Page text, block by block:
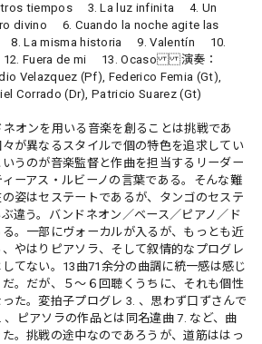
tiempos 3. La luz infinita 4. Un
divino 6. Cuando la noche agite las
La misma historia 9. Valentín 10.
Fuera de mi 13. Ocaso 演奏：
Velazquez (Pf), Federico Femia (Gt),
Corrado (Dr), Patricio Suarez (Gt)
オンを用いる音楽を創ることは挑戦であ
が異なるスタイルで個の特色を追求してい
うのが音楽監督と作曲を担当するリーダー
ーアス・ルビーノの言葉である。そんな難
姿はセステートであるが、タンゴのセステ
違う。バンドネオン／ベース／ピアノ／ド
。一部にヴォーカルが入るが、もっとも近
やはりピアソラ、そして叙情的なプログレ
てない。13曲71余分の曲調に統一感は感じ
。だが、５〜６回聴くうちに、それも個性
た。変拍子プログレ 3. 、思わず口ずさんで
、ピアソラの作品とは同名違曲 7. など、曲
。挑戦の途中なのであろうが、道筋ははっ